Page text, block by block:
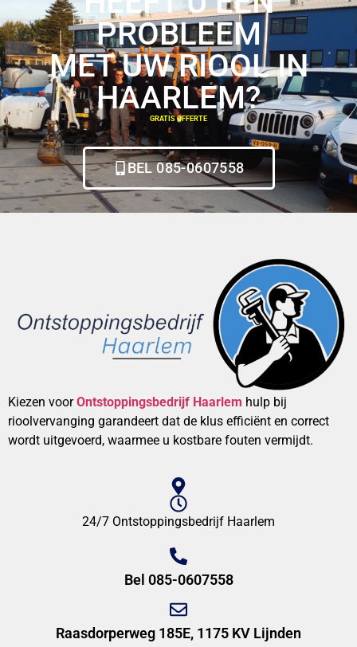
PROBLEEM
MET UW RIOOL IN
HAARLEM?
GRATIS OFFERTE
BEL 085-0607558
Kiezen voorOntstoppingsbedrijf Haarlem hulp bij
rioolvervanging garandeert dat de klus efficiënt en correct
wordt uitgevoerd, waarmee u kostbare fouten vermijdt.
24/7 Ontstoppingsbedrijf Haarlem
Bel 085-0607558
Raasdorperweg 185E, 1175 KV Lijnden